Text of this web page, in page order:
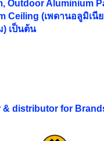
Outdoor Aluminium
Ceiling (เพดานอลูมิเนี
) เป็นต้น
& distributor for